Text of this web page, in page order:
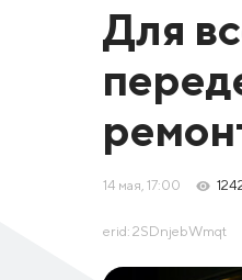
Для
14 мая, 17:00
erid: 2SDnjebWmqt